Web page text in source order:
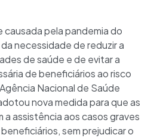
causada pela pandemia do
necessidade de reduzir a
de saúde e de evitar a
de beneficiários ao risco
Nacional de Saúde
nova medida para que as
a assistência aos casos graves
sem prejudicar o